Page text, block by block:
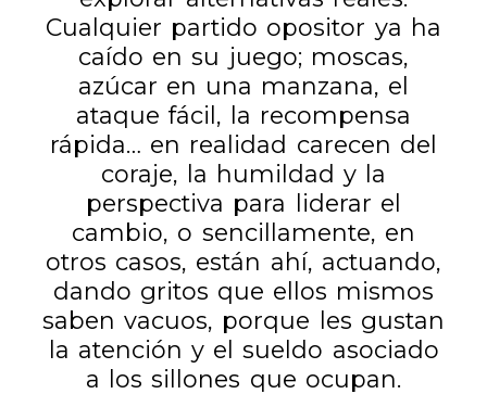
Cualquier partido opositor ya ha
caído en su juego; moscas,
azúcar en una manzana, el
ataque fácil, la recompensa
rápida… en realidad carecen del
coraje, la humildad y la
perspectiva para liderar el
cambio, o sencillamente, en
otros casos, están ahí, actuando,
dando gritos que ellos mismos
saben vacuos, porque les gustan
la atención y el sueldo asociado
a los sillones que ocupan.